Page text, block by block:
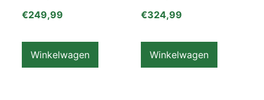
€249,99
Winkelwagen
€324,99
Winkelwagen